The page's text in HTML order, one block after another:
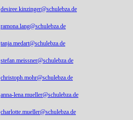
desiree.kinzinger@schulebza.de
ramona.lang@schulebza.de
tanja.medart@schulebza.de
stefan.meissner@schulebza.de
christoph.mohr@schulebza.de
anna-lena.mueller@schulebza.de
charlotte.mueller@schulebza.de